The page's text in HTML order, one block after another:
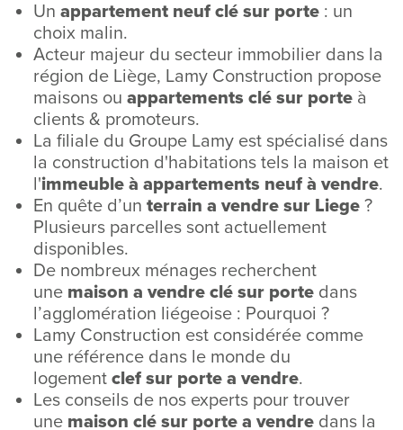
Un appartement neuf clé sur porte : un
choix malin.
Acteur majeur du secteur immobilier dans la
région de Liège, Lamy Construction propose
maisons ou appartements clé sur porte à
clients & promoteurs.
La filiale du Groupe Lamy est spécialisé dans
la construction d'habitations tels la maison et
l'immeuble à appartements neuf à vendre.
En quête d’un terrain a vendre sur Liege ?
Plusieurs parcelles sont actuellement
disponibles.
De nombreux ménages recherchent
une maison a vendre clé sur porte dans
l’agglomération liégeoise : Pourquoi ?
Lamy Construction est considérée comme
une référence dans le monde du
logement clef sur porte a vendre.
Les conseils de nos experts pour trouver
une maison clé sur porte a vendre dans la